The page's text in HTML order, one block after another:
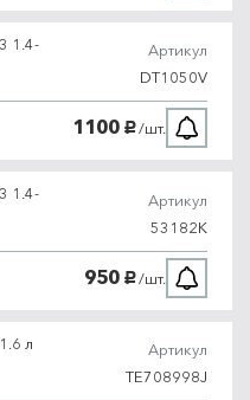
1.4-
Артикул
DT1050V
1100 руб./шт.
1.4-
Артикул
53182K
950 руб./шт.
л
Артикул
TE708998J